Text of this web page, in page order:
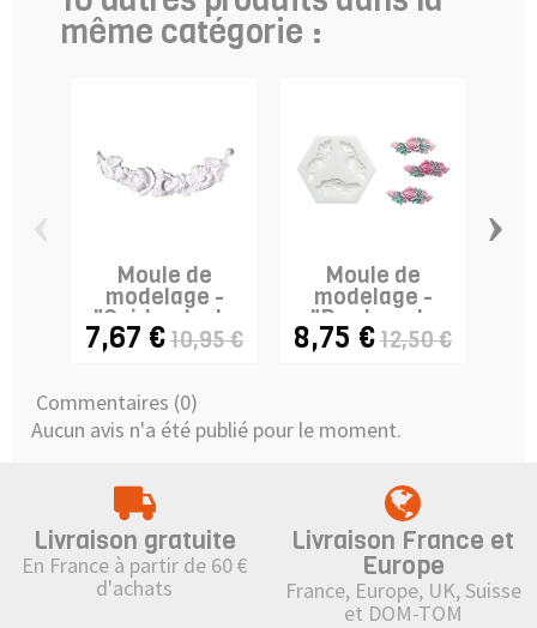
même catégorie :
Moule de
modelage -
"Guirlande de
Fleurs"
7,67 €10,95 €
Moule de
modelage -
"Bordure de
roses"
8,75 €12,50 €
›
Commentaires (0)
Aucun avis n'a été publié pour le moment.
Livraison gratuite
En France à partir de 60 €
d'achats
Livraison France et
Europe
France, Europe, UK, Suisse
et DOM-TOM